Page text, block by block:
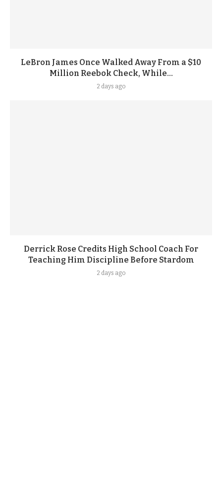
LeBron James Once Walked Away From a $10
Million Reebok Check, While...
2 days ago
Derrick Rose Credits High School Coach For
Teaching Him Discipline Before Stardom
2 days ago